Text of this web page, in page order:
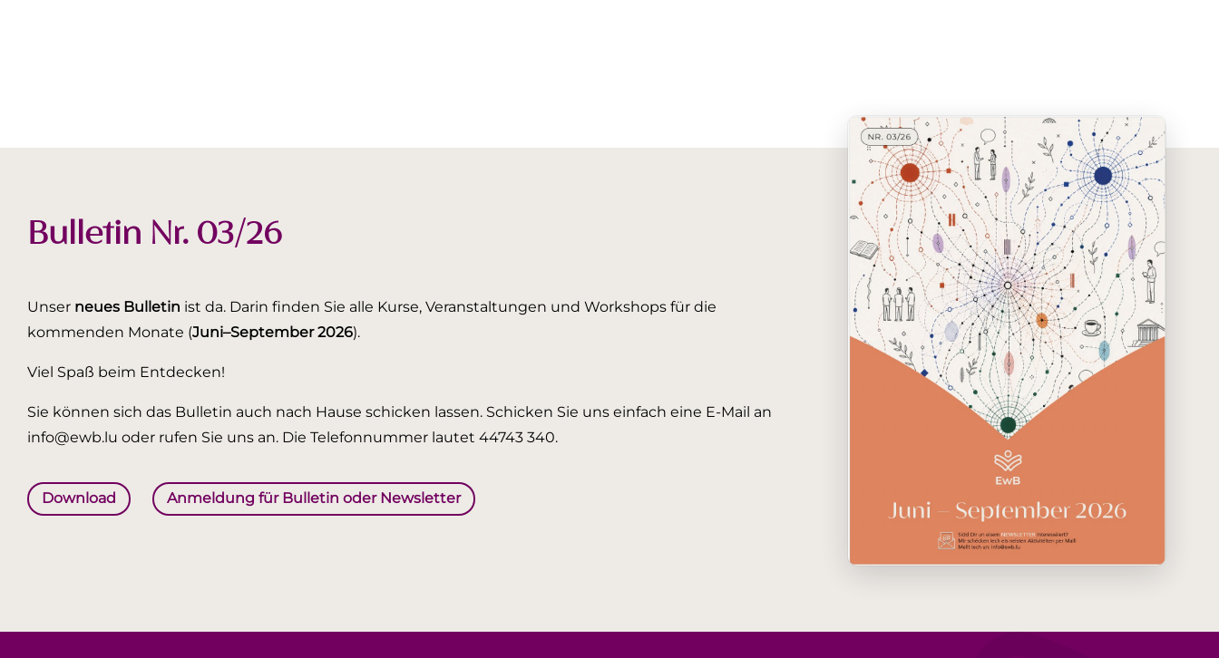
Bulletin Nr. 03/26
Unser neues Bulletin ist da. Darin finden Sie alle Kurse, Veranstaltungen und Workshops für die
kommenden Monate (Juni–September 2026).
Viel Spaß beim Entdecken!
Sie können sich das Bulletin auch nach Hause schicken lassen. Schicken Sie uns einfach eine E-Mail an
info@ewb.lu oder rufen Sie uns an. Die Telefonnummer lautet 44743 340.
Download Anmeldung für Bulletin oder Newsletter